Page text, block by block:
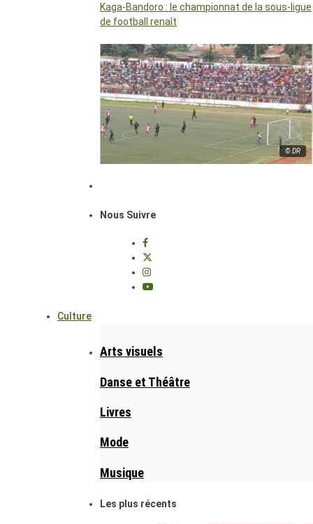
Kaga-Bandoro : le championnat de la sous-ligue
de football renaît
© DR
Nous Suivre
Culture
Arts visuels
Danse et Théâtre
Livres
Mode
Musique
Les plus récents